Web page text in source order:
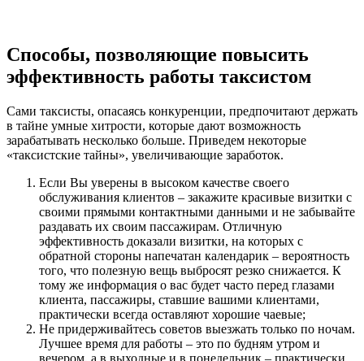
Способы, позволяющие повысить
эффективность работы таксистом
Сами таксисты, опасаясь конкуренции, предпочитают держать
в тайне умные хитрости, которые дают возможность
зарабатывать несколько больше. Приведем некоторые
«таксистские тайны», увеличивающие заработок.
Если Вы уверены в высоком качестве своего
обслуживания клиентов – закажите красивые визитки с
своими прямыми контактными данными и не забывайте
раздавать их своим пассажирам. Отличную
эффективность доказали визитки, на которых с
обратной стороны напечатан календарик – вероятность
того, что полезную вещь выбросят резко снижается. К
тому же информация о вас будет часто перед глазами
клиента, пассажиры, ставшие вашими клиентами,
практически всегда оставляют хорошие чаевые;
Не придерживайтесь советов выезжать только по ночам.
Лучшее время для работы – это по будням утром и
вечером, а в выходные и в понедельник – практически